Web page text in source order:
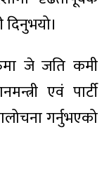
जे जति कमी
एवं पार्टी
गर्नुभएको